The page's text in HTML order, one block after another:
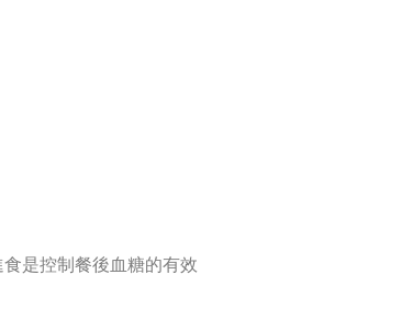
是控制餐後血糖的有效